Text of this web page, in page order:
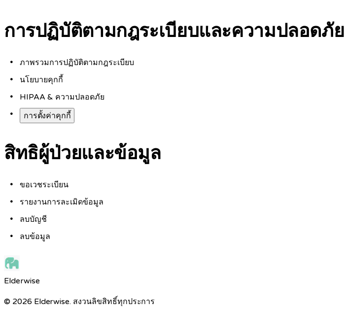
การปฏิบัติตามกฎระเบียบและความปลอดภัย
ภาพรวมการปฏิบัติตามกฎระเบียบ
นโยบายคุกกี้
HIPAA & ความปลอดภัย
การตั้งค่าคุกกี้
สิทธิผู้ป่วยและข้อมูล
ขอเวชระเบียน
รายงานการละเมิดข้อมูล
ลบบัญชี
ลบข้อมูล
Elderwise
© 2026 Elderwise. สงวนลิขสิทธิ์ทุกประการ